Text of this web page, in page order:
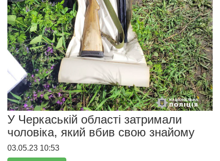
У Черкаській області затримали
чоловіка, який вбив свою знайому
03.05.23 10:53